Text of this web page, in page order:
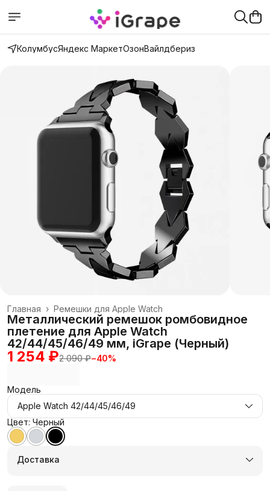
КолумбусЯндекс МаркетОзонВайлдбериз
Ремешки для Apple Watch
Главная ›
Металлический ремешок ромбовидное
плетение для Apple Watch
42/44/45/46/49 мм, iGrape (Черный)
1 254 ₽2 090 ₽−40%
Модель
Apple Watch 42/44/45/46/49
Цвет: Черный
Доставка